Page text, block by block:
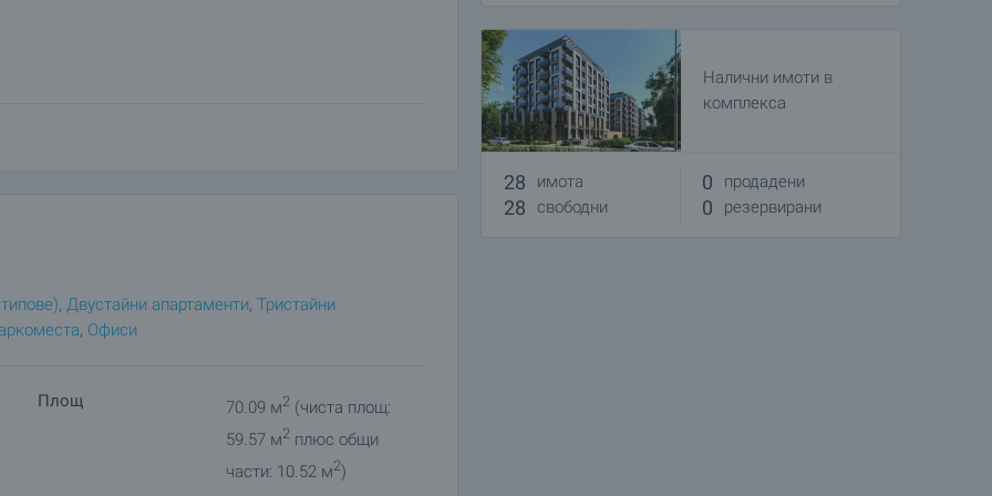
– 15 000 евро, партерен гараж – 20 000 евро и
плувен комплекс, спортна зала, търговски обекти,
, Двустайни апартаменти, Тристайни
, Офиси
Площ 70.09 м2 (чиста площ:
59.57 м2 плюс общи
части: 10.52 м2)
Налични имоти в
комплекса
28 имота
28 свободни
0 продадени
0 резервирани